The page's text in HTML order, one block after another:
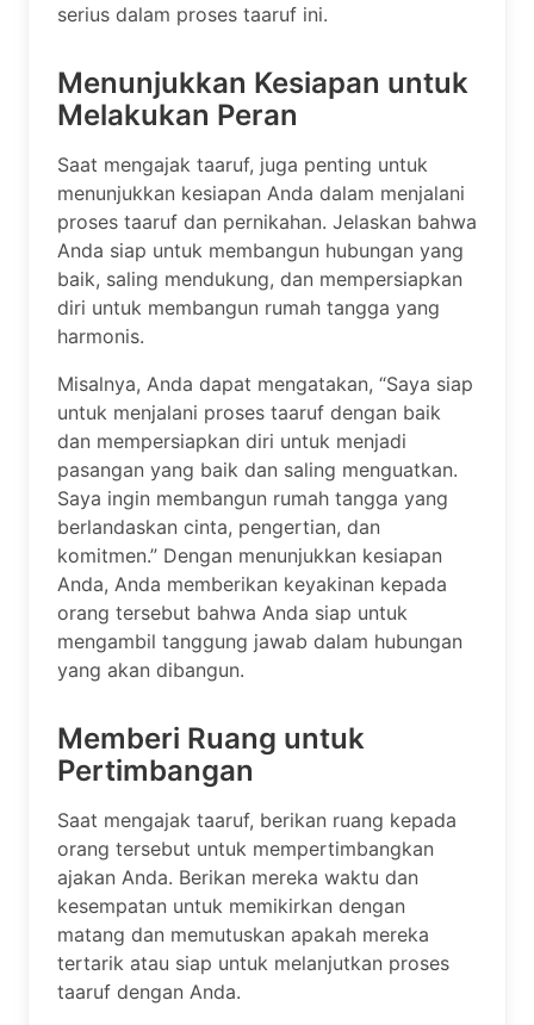
serius dalam proses taaruf ini.
Menunjukkan Kesiapan untuk
Melakukan Peran
Saat mengajak taaruf, juga penting untuk
menunjukkan kesiapan Anda dalam menjalani
proses taaruf dan pernikahan. Jelaskan bahwa
Anda siap untuk membangun hubungan yang
baik, saling mendukung, dan mempersiapkan
diri untuk membangun rumah tangga yang
harmonis.
Misalnya, Anda dapat mengatakan, “Saya siap
untuk menjalani proses taaruf dengan baik
dan mempersiapkan diri untuk menjadi
pasangan yang baik dan saling menguatkan.
Saya ingin membangun rumah tangga yang
berlandaskan cinta, pengertian, dan
komitmen.” Dengan menunjukkan kesiapan
Anda, Anda memberikan keyakinan kepada
orang tersebut bahwa Anda siap untuk
mengambil tanggung jawab dalam hubungan
yang akan dibangun.
Memberi Ruang untuk
Pertimbangan
Saat mengajak taaruf, berikan ruang kepada
orang tersebut untuk mempertimbangkan
ajakan Anda. Berikan mereka waktu dan
kesempatan untuk memikirkan dengan
matang dan memutuskan apakah mereka
tertarik atau siap untuk melanjutkan proses
taaruf dengan Anda.